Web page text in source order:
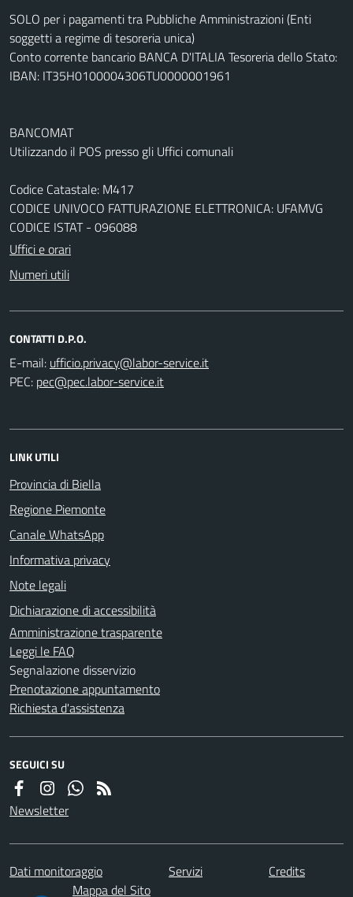
SOLO per i pagamenti tra Pubbliche Amministrazioni (Enti
soggetti a regime di tesoreria unica)
Conto corrente bancario BANCA D'ITALIA Tesoreria dello Stato:
IBAN: IT35H0100004306TU0000001961
BANCOMAT
Utilizzando il POS presso gli Uffici comunali
Codice Catastale: M417
CODICE UNIVOCO FATTURAZIONE ELETTRONICA: UFAMVG
CODICE ISTAT - 096088
Uffici e orari
Numeri utili
CONTATTI D.P.O.
E-mail:
PEC:
LINK UTILI
Provincia di Biella
Regione Piemonte
Canale WhatsApp
Informativa privacy
Note legali
Dichiarazione di accessibilità
Amministrazione trasparente
Leggi le FAQ
Segnalazione disservizio
Prenotazione appuntamento
Richiesta d'assistenza
SEGUICI SU
Newsletter
Dati monitoraggio Servizi
Credits
Mappa del Sito